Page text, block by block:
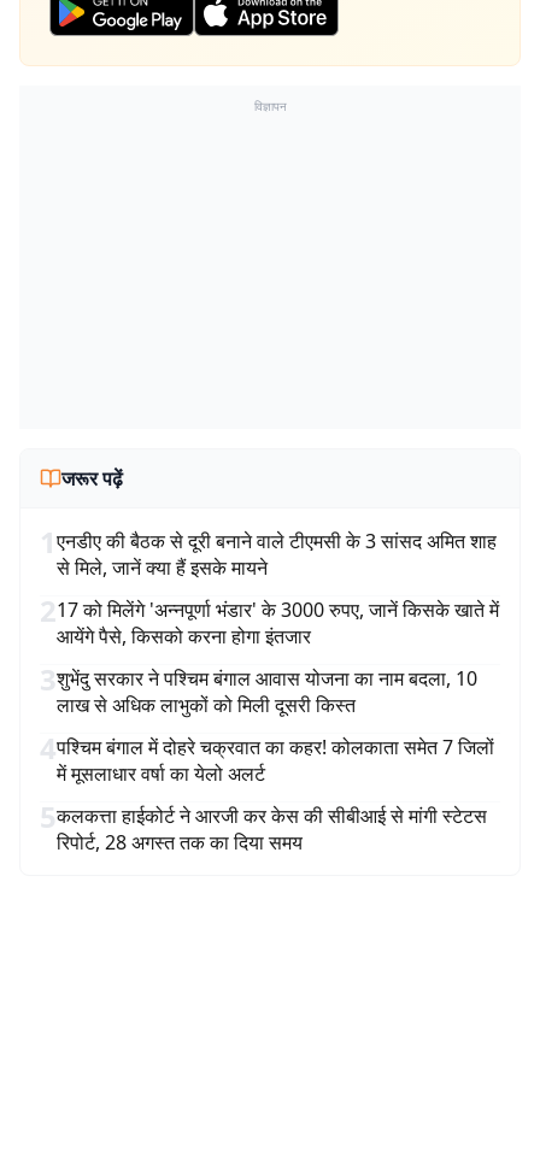
विज्ञापन
जरूर पढ़ें
1एनडीए की बैठक से दूरी बनाने वाले टीएमसी के 3 सांसद अमित शाह
से मिले, जानें क्या हैं इसके मायने
217 को मिलेंगे 'अन्नपूर्णा भंडार' के 3000 रुपए, जानें किसके खाते में
आयेंगे पैसे, किसको करना होगा इंतजार
3शुभेंदु सरकार ने पश्चिम बंगाल आवास योजना का नाम बदला, 10
लाख से अधिक लाभुकों को मिली दूसरी किस्त
4पश्चिम बंगाल में दोहरे चक्रवात का कहर! कोलकाता समेत 7 जिलों
में मूसलाधार वर्षा का येलो अलर्ट
5कलकत्ता हाईकोर्ट ने आरजी कर केस की सीबीआई से मांगी स्टेटस
रिपोर्ट, 28 अगस्त तक का दिया समय